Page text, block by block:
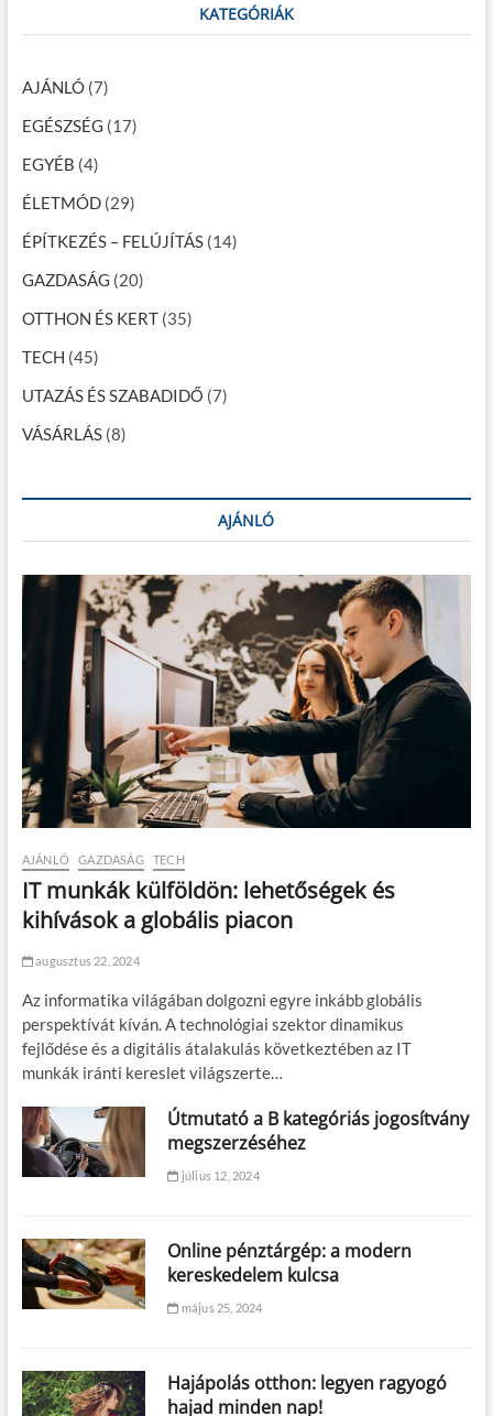
v
i
g
á
c
i
ó
h
KATEGÓRIÁK
AJÁNLÓ(7)
EGÉSZSÉG (17)
EGYÉB (4)
ÉLETMÓD(29)
ÉPÍTKEZÉS – FELÚJÍTÁS(14)
GAZDASÁG (20)
OTTHON ÉS KERT(35)
TECH (45)
UTAZÁS ÉS SZABADIDŐ (7)
VÁSÁRLÁS(8)
AJÁNLÓ
AJÁNLÓ GAZDASÁG TECH
IT munkák külföldön: lehetőségek és
kihívások a globális piacon
augusztus 22, 2024
Az informatika világában dolgozni egyre inkább globális
perspektívát kíván. A technológiai szektor dinamikus
fejlődése és a digitális átalakulás következtében az IT
munkák iránti kereslet világszerte…
Útmutató a B kategóriás jogosítvány
megszerzéséhez
július 12, 2024
Online pénztárgép: a modern
kereskedelem kulcsa
május 25, 2024
Hajápolás otthon: legyen ragyogó
hajad minden nap!